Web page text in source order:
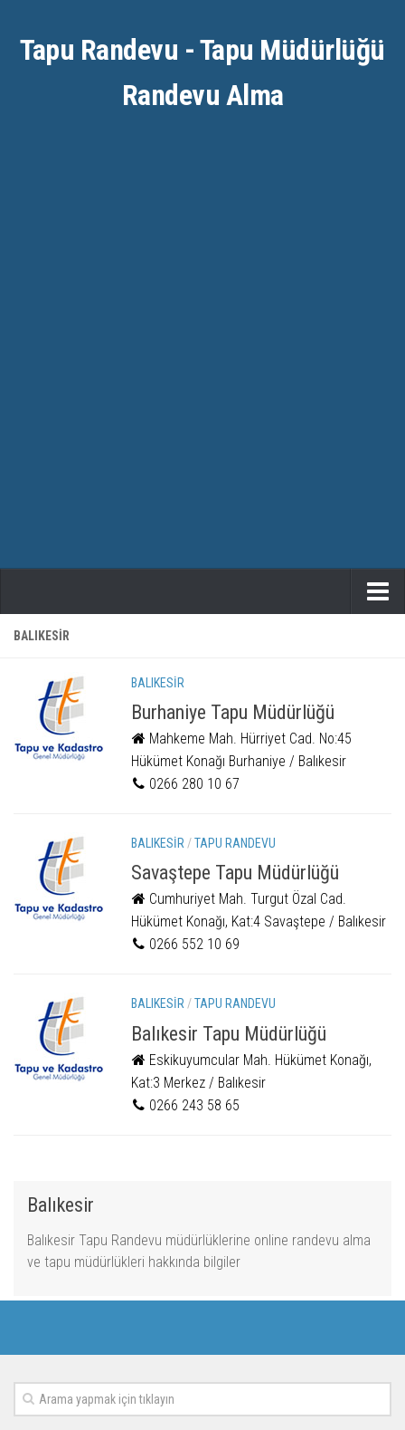
Tapu Randevu - Tapu Müdürlüğü
Randevu Alma
ANASAYFA
BALIKESIR
BALIKESIR
Burhaniye Tapu Müdürlüğü
Mahkeme Mah. Hürriyet Cad. No:45
Hükümet Konağı Burhaniye / Balıkesir
0266 280 10 67
BALIKESIR /TAPU RANDEVU
Savaştepe Tapu Müdürlüğü
Cumhuriyet Mah. Turgut Özal Cad.
Hükümet Konağı, Kat:4 Savaştepe / Balıkesir
0266 552 10 69
BALIKESIR/TAPU RANDEVU
Balıkesir Tapu Müdürlüğü
Eskikuyumcular Mah. Hükümet Konağı,
Kat:3 Merkez / Balıkesir
0266 243 58 65
Balıkesir
Balıkesir Tapu Randevu müdürlüklerine online randevu alma
ve tapu müdürlükleri hakkında bilgiler